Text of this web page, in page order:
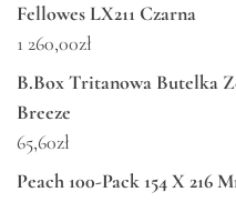
Fellowes LX211 Czarna
1 260,00zł
B.Box Tritanowa Butelka
Breeze
65,60zł
Peach 100-Pack 154 X 216